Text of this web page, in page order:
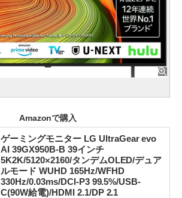
Amazonで購入
ゲーミングモニター LG UltraGear evo
AI 39GX950B-B 39インチ
5K2K/5120×2160/タンデムOLED/デュア
ルモード WUHD 165Hz/WFHD
330Hz/0.03ms/DCI-P3 99.5%/USB-
C(90W給電)/HDMI 2.1/DP 2.1